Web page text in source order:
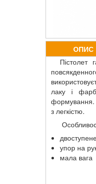
ОПИС
Пістолет
лаку і
формування.
з легкістю.
упор на
мала вага